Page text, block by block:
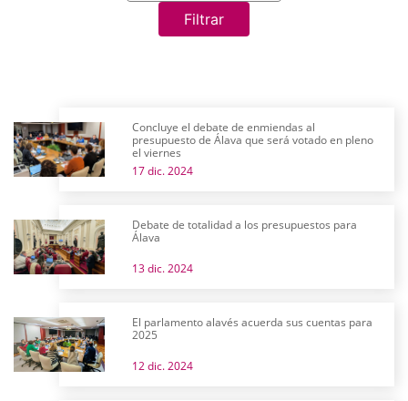
Filtrar
Concluye el debate de enmiendas al
presupuesto de Álava que será votado en pleno
el viernes
17 dic. 2024
Debate de totalidad a los presupuestos para
Álava
13 dic. 2024
El parlamento alavés acuerda sus cuentas para
2025
12 dic. 2024